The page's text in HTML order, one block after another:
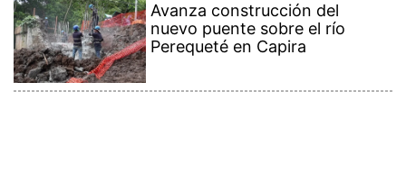
Avanza construcción del
nuevo puente sobre el río
Perequeté en Capira